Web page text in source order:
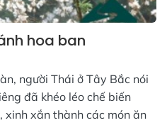
hoa ban
người Thái ở Tây Bắc nói
đã khéo léo chế biến
xinh xắn thành các món ăn